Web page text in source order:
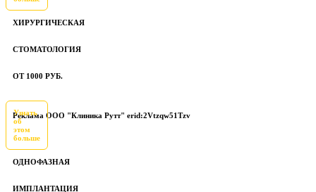
ХИРУРГИЧЕСКАЯ
СТОМАТОЛОГИЯ
ОТ 1000 РУБ.
Реклама ООО "Клиника Рутт" erid:2Vtzqw51Tzv
Узнать
об
этом
больше
ОДНОФАЗНАЯ
ИМПЛАНТАЦИЯ